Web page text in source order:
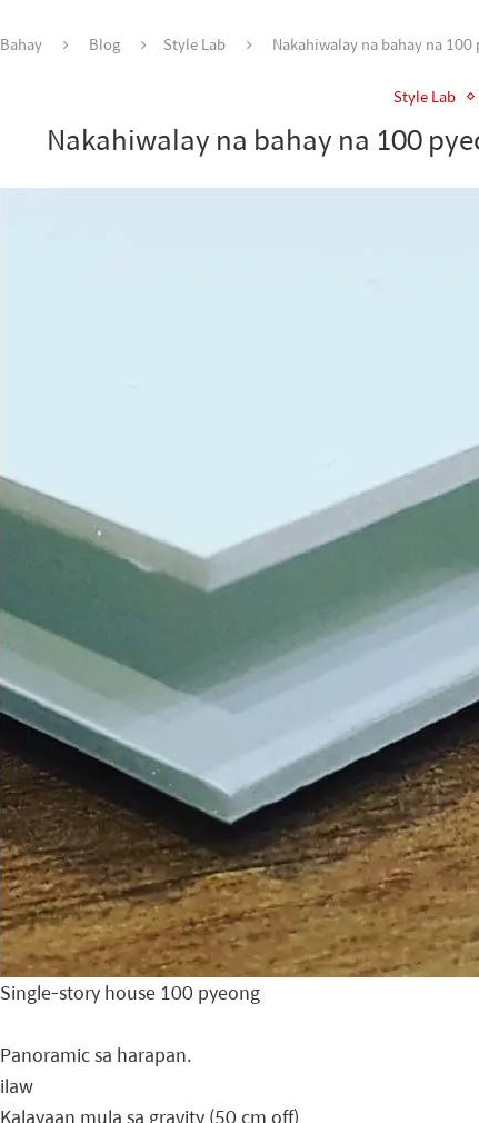
Bahay Blog Style Lab Nakahiwalay na bahay na
Style Lab
Nakahiwalay na bahay na 100
Single-story house 100 pyeong
Panoramic sa harapan.
ilaw
Kalayaan mula sa gravity (50 cm off)